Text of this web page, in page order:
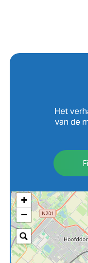
Het
van de
+
−